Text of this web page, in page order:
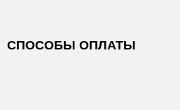
СПОСОБЫ ОПЛАТЫ